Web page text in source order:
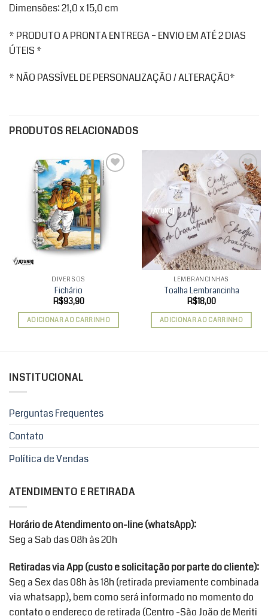
Dimensões: 21,0 x 15,0 cm
* PRODUTO A PRONTA ENTREGA – ENVIO EM ATÉ 2 DIAS
ÚTEIS *
* NÃO PASSÍVEL DE PERSONALIZAÇÃO / ALTERAÇÃO*
PRODUTOS RELACIONADOS
Add to
wishlist
DIVERSOS
Fichário
R$93,90
ADICIONAR AO CARRINHO
Add to
wishlist
LEMBRANCINHAS
Toalha Lembrancinha
R$18,00
ADICIONAR AO CARRINHO
INSTITUCIONAL
Perguntas Frequentes
Contato
Política de Vendas
ATENDIMENTO E RETIRADA
Horário de Atendimento on-line (whatsApp):
Seg a Sab das 08h às 20h
Retiradas via App (custo e solicitação por parte do cliente):
Seg a Sex das 08h às 18h (retirada previamente combinada
via whatsapp), bem como será informado no momento do
contato o endereço de retirada (Centro -São João de Meriti